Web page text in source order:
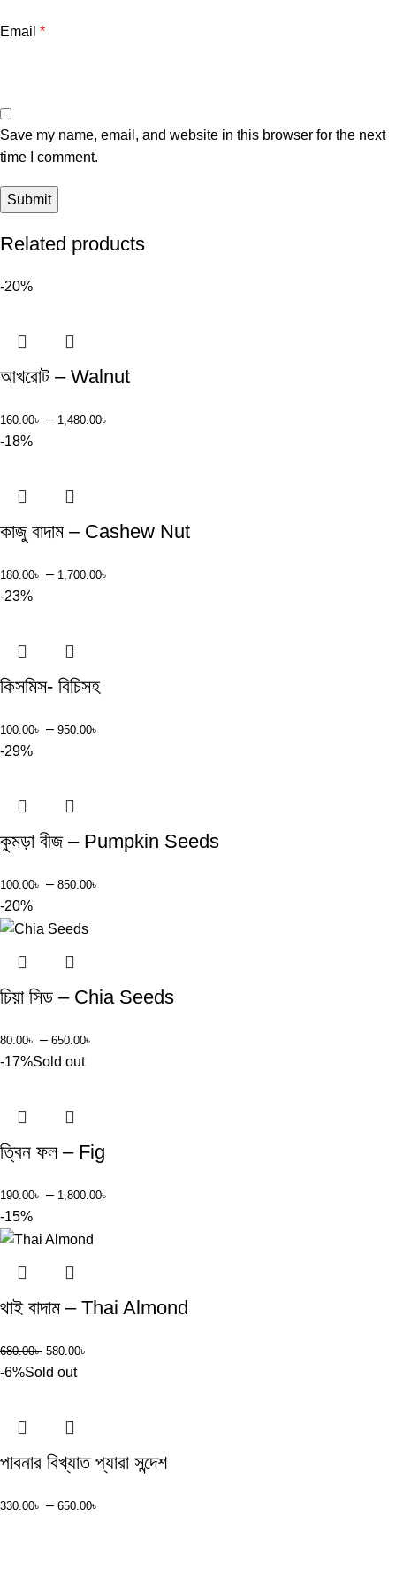
Email *
Save my name, email, and website in this browser for the next
time I comment.
Related products
-20%
আখরোট – Walnut
160.00৳ – 1,480.00৳
-18%
কাজু বাদাম – Cashew Nut
180.00৳ – 1,700.00৳
-23%
কিসমিস- বিচিসহ
100.00৳ – 950.00৳
-29%
কুমড়া বীজ – Pumpkin Seeds
100.00৳ – 850.00৳
-20%
চিয়া সিড – Chia Seeds
80.00৳ – 650.00৳
-17%Sold out
ত্বিন ফল – Fig
190.00৳ – 1,800.00৳
-15%
থাই বাদাম – Thai Almond
680.00৳ 580.00৳
-6%Sold out
পাবনার বিখ্যাত প্যারা সন্দেশ
330.00৳ – 650.00৳